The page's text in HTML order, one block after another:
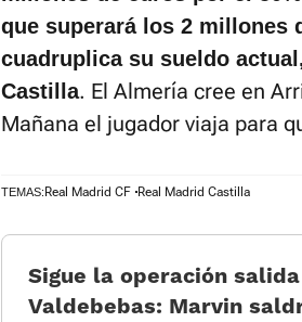
que superará los 2 millones
cuadruplica su sueldo
Castilla. El Almería cree en
Mañana el jugador viaja para
TEMAS: Real Madrid CF Real Madrid Castilla
Sigue la operación
Valdebebas: Marvin